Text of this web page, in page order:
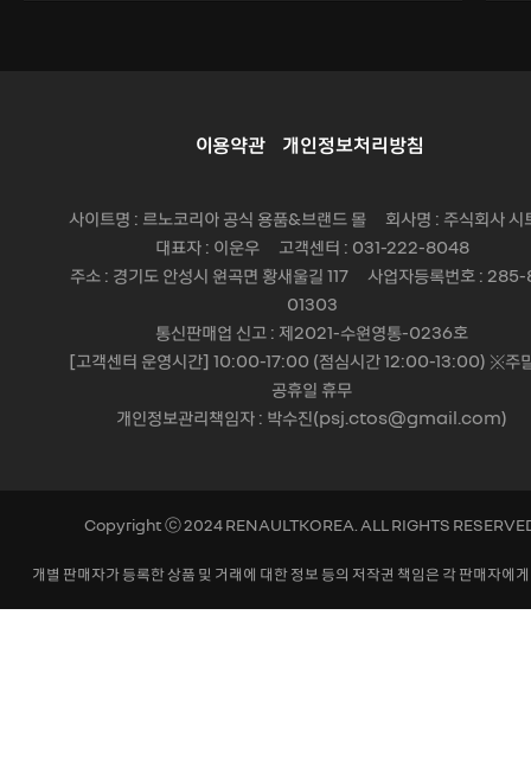
이용약관 개인정보처리방침
사이트명 : 르노코리아 공식 용품&브랜드 몰 회사명 : 주식회사 시
대표자 : 이운우 고객센터 : 031-222-8048
주소 : 경기도 안성시 원곡면 황새울길 117 사업자등록번호 :
01303
통신판매업 신고 : 제2021-수원영통-0236호
[고객센터 운영시간] 10:00-17:00 (점심시간 12:00-13:00) ※주
공휴일 휴무
개인정보관리책임자 : 박수진(psj.ctos@gmail.com)
Copyright ⓒ 2024 RENAULTKOREA. ALL RIGHTS
개별 판매자가 등록한 상품 및 거래에 대한 정보 등의 저작권 책임은 각 판매자에